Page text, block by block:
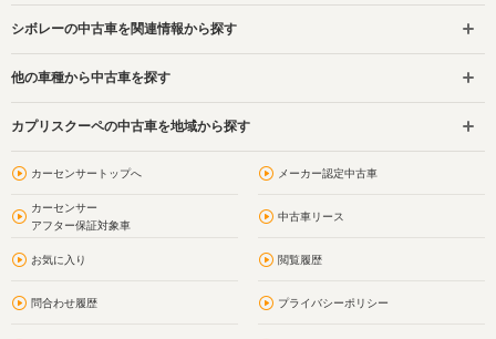
シボレーの中古車を関連情報から探す
他の車種から中古車を探す
カプリスクーペの中古車を地域から探す
カーセンサートップへ メーカー認定中古車
カーセンサー
アフター保証対象車
中古車リース
お気に入り 閲覧履歴
問合わせ履歴 プライバシーポリシー